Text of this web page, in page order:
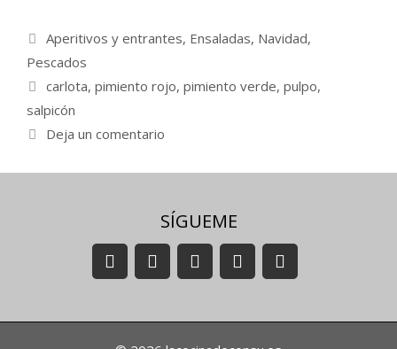
Categorías
Aperitivos y entrantes, Ensaladas, Navidad,
Pescados
Etiquetas
carlota, pimiento rojo, pimiento verde, pulpo,
salpicón
Deja un comentario
SÍGUEME